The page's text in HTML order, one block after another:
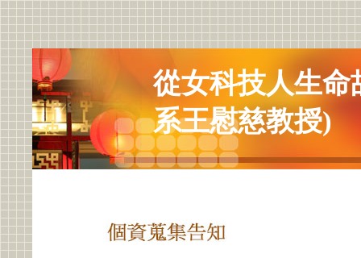
從女科技人生命
系王慰慈教授)